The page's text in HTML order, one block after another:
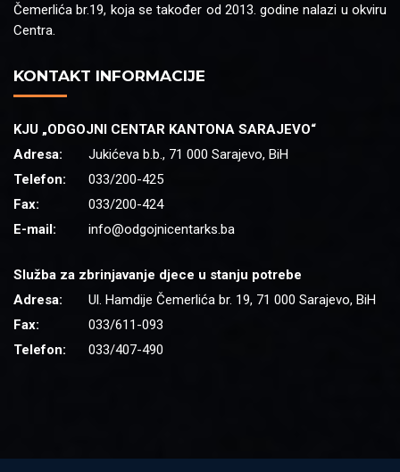
Čemerlića br.19, koja se također od 2013. godine nalazi u okviru
Centra.
KONTAKT INFORMACIJE
KJU „ODGOJNI CENTAR KANTONA SARAJEVO“
Adresa:
Jukićeva b.b., 71 000 Sarajevo, BiH
Telefon:
033/200-425
Fax:
033/200-424
E-mail:
info@odgojnicentarks.ba
Služba za zbrinjavanje djece u stanju potrebe
Adresa:
Ul. Hamdije Čemerlića br. 19, 71 000 Sarajevo, BiH
Fax:
033/611-093
Telefon:
033/407-490